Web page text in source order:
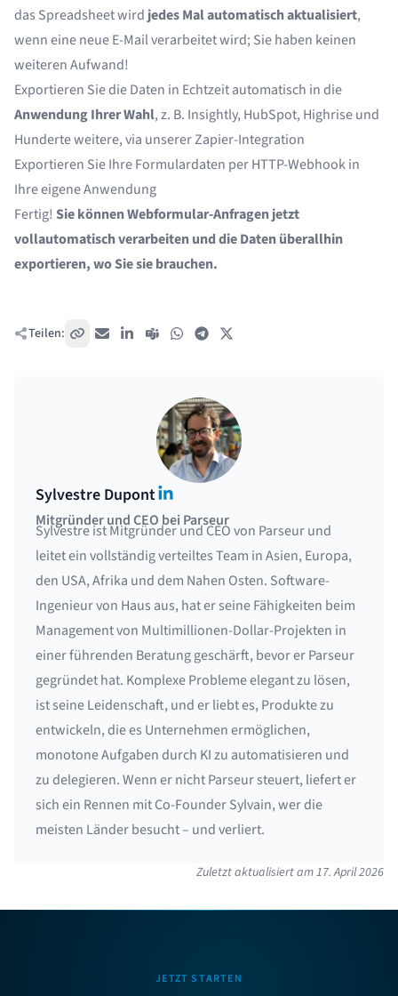
das Spreadsheet wird jedes Mal automatisch aktualisiert,
wenn eine neue E-Mail verarbeitet wird; Sie haben keinen
weiteren Aufwand!
Exportieren Sie die Daten in Echtzeit automatisch in die
Anwendung Ihrer Wahl, z. B. Insightly, HubSpot, Highrise und
Hunderte weitere, via unserer Zapier-Integration
Exportieren Sie Ihre Formulardaten perHTTP-Webhookin
Ihre eigene Anwendung
Fertig!Sie können Webformular-Anfragen jetzt
vollautomatisch verarbeiten und die Daten überallhin
exportieren, wo Sie sie brauchen.
Teilen: Link kopieren
E-Mail LinkedIn
Teams WhatsAppTelegram
Sylvestre DupontLinkedIn
Mitgründer und CEO bei Parseur
Sylvestre ist Mitgründer und CEO von Parseur und
leitet ein vollständig verteiltes Team in Asien, Europa,
den USA, Afrika und dem Nahen Osten. Software-
Ingenieur von Haus aus, hat er seine Fähigkeiten beim
Management von Multimillionen-Dollar-Projekten in
einer führenden Beratung geschärft, bevor er Parseur
gegründet hat. Komplexe Probleme elegant zu lösen,
ist seine Leidenschaft, und er liebt es, Produkte zu
entwickeln, die es Unternehmen ermöglichen,
monotone Aufgaben durch KI zu automatisieren und
zu delegieren. Wenn er nicht Parseur steuert, liefert er
sich ein Rennen mit Co-Founder Sylvain, wer die
meisten Länder besucht – und verliert.
Zuletzt aktualisiert am17. April 2026
JETZT STARTEN